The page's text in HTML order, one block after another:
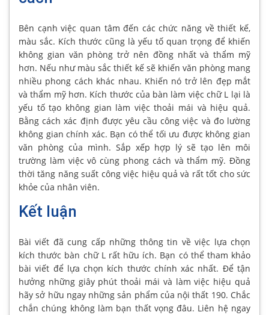
Bên cạnh việc quan tâm đến các chức năng về thiết kế,
màu sắc. Kích thước cũng là yếu tố quan trọng để khiến
không gian văn phòng trở nên đồng nhất và thẩm mỹ
hơn. Nếu như màu sắc thiết kế sẽ khiến văn phòng mang
nhiều phong cách khác nhau. Khiến nó trở lên đẹp mắt
và thẩm mỹ hơn. Kích thước của bàn làm việc chữ L lại là
yếu tố tạo không gian làm việc thoải mái và hiệu quả.
Bằng cách xác định được yêu cầu công việc và đo lường
không gian chính xác. Bạn có thể tối ưu được không gian
văn phòng của mình. Sắp xếp hợp lý sẽ tạo lên môi
trường làm việc vô cùng phong cách và thẩm mỹ. Đồng
thời tăng năng suất công việc hiệu quả và rất tốt cho sức
khỏe của nhân viên.
Kết luận
Bài viết đã cung cấp những thông tin về việc lựa chọn
kích thước bàn chữ L rất hữu ích. Bạn có thể tham khảo
bài viết để lựa chọn kích thước chính xác nhất. Để tận
hưởng những giây phút thoải mái và làm việc hiệu quả
hãy sở hữu ngay những sản phẩm của nội thất 190. Chắc
chắn chúng không làm bạn thất vọng đâu. Liên hệ ngay